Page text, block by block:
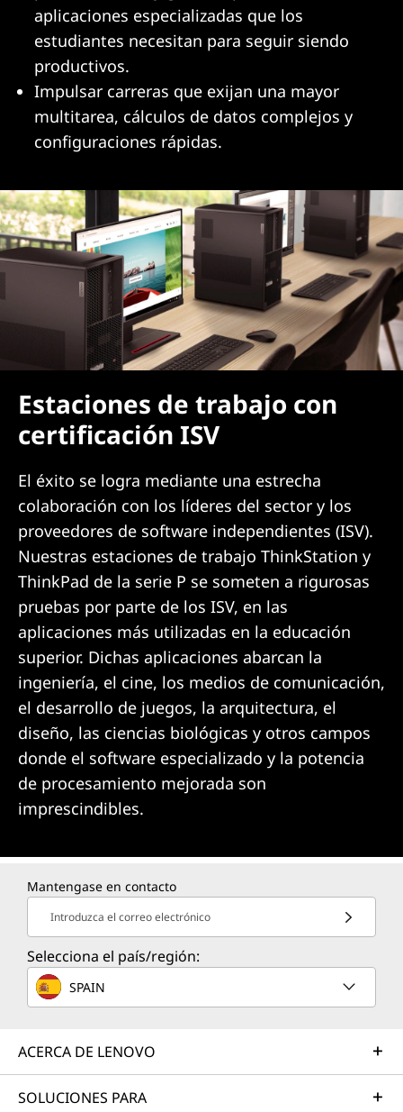
aplicaciones especializadas que los
estudiantes necesitan para seguir siendo
productivos.
Impulsar carreras que exijan una mayor
multitarea, cálculos de datos complejos y
configuraciones rápidas.
Estaciones de trabajo con
certificación ISV
El éxito se logra mediante una estrecha
colaboración con los líderes del sector y los
proveedores de software independientes (ISV).
Nuestras estaciones de trabajo ThinkStation y
ThinkPad de la serie P se someten a rigurosas
pruebas por parte de los ISV, en las
aplicaciones más utilizadas en la educación
superior. Dichas aplicaciones abarcan la
ingeniería, el cine, los medios de comunicación,
el desarrollo de juegos, la arquitectura, el
diseño, las ciencias biológicas y otros campos
donde el software especializado y la potencia
de procesamiento mejorada son
imprescindibles.
Mantengase en contacto
Introduzca el correo electrónico
Selecciona el país/región:
SPAIN
ACERCA DE LENOVO
SOLUCIONES PARA